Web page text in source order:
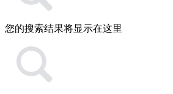
您的搜索结果将显示在这里